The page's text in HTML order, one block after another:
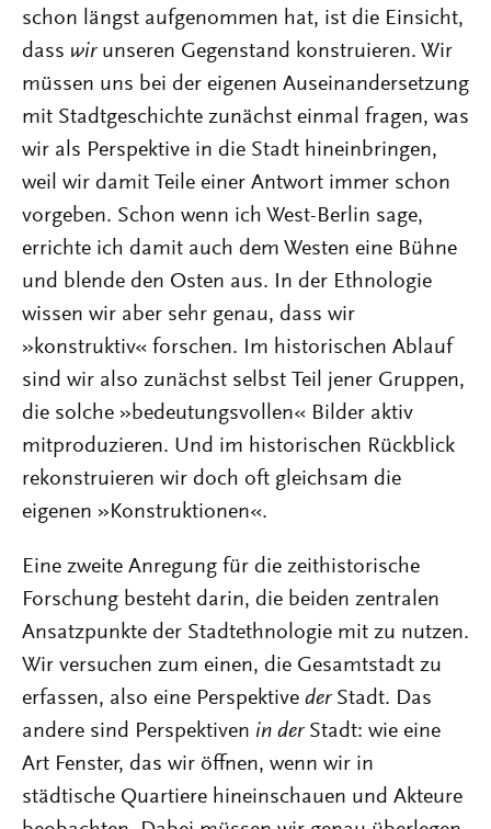
schon längst aufgenommen hat, ist die Einsicht,
dass wirunseren Gegenstand konstruieren. Wir
müssen uns bei der eigenen Auseinandersetzung
mit Stadtgeschichte zunächst einmal fragen, was
wir als Perspektive in die Stadt hineinbringen,
weil wir damit Teile einer Antwort immer schon
vorgeben. Schon wenn ich West-Berlin sage,
errichte ich damit auch dem Westen eine Bühne
und blende den Osten aus. In der Ethnologie
wissen wir aber sehr genau, dass wir
»konstruktiv« forschen. Im historischen Ablauf
sind wir also zunächst selbst Teil jener Gruppen,
die solche »bedeutungsvollen« Bilder aktiv
mitproduzieren. Und im historischen Rückblick
rekonstruieren wir doch oft gleichsam die
eigenen »Konstruktionen«.
Eine zweite Anregung für die zeithistorische
Forschung besteht darin, die beiden zentralen
Ansatzpunkte der Stadtethnologie mit zu nutzen.
Wir versuchen zum einen, die Gesamtstadt zu
erfassen, also eine Perspektive derStadt. Das
andere sind Perspektiven in derStadt: wie eine
Art Fenster, das wir öffnen, wenn wir in
städtische Quartiere hineinschauen und Akteure